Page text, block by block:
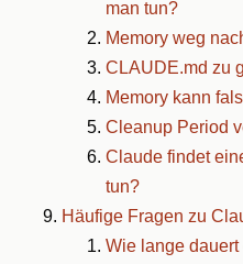
man tun?
Memory weg
CLAUDE.md zu
Memory kann
Cleanup Period
Claude findet
tun?
Häufige Fragen zu
Wie lange